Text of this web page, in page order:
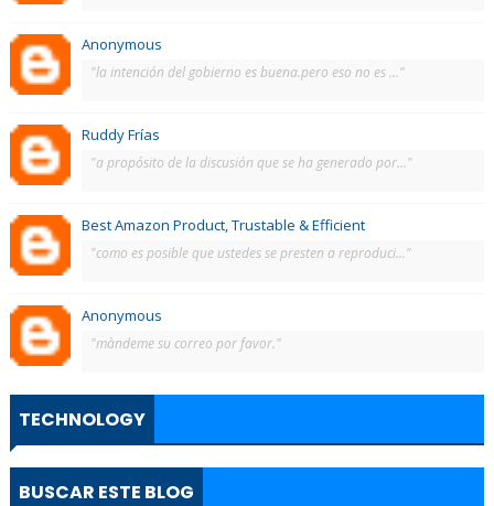
Anonymous
"la intención del gobierno es buena.pero eso no es ..."
Ruddy Frías
"a propósito de la discusión que se ha generado por..."
Best Amazon Product, Trustable & Efficient
"como es posible que ustedes se presten a reproduci..."
Anonymous
"màndeme su correo por favor."
TECHNOLOGY
BUSCAR ESTE BLOG